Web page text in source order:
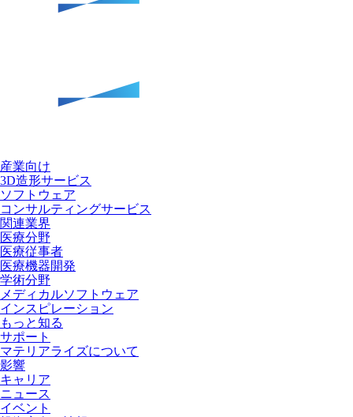
産業向け
3D造形サービス
ソフトウェア
コンサルティングサービス
関連業界
医療分野
医療従事者
医療機器開発
学術分野
メディカルソフトウェア
インスピレーション
もっと知る
サポート
マテリアライズについて
影響
キャリア
ニュース
イベント